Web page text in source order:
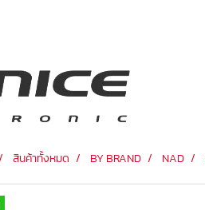
สินค้าทั้งหมด BY BRAND NAD